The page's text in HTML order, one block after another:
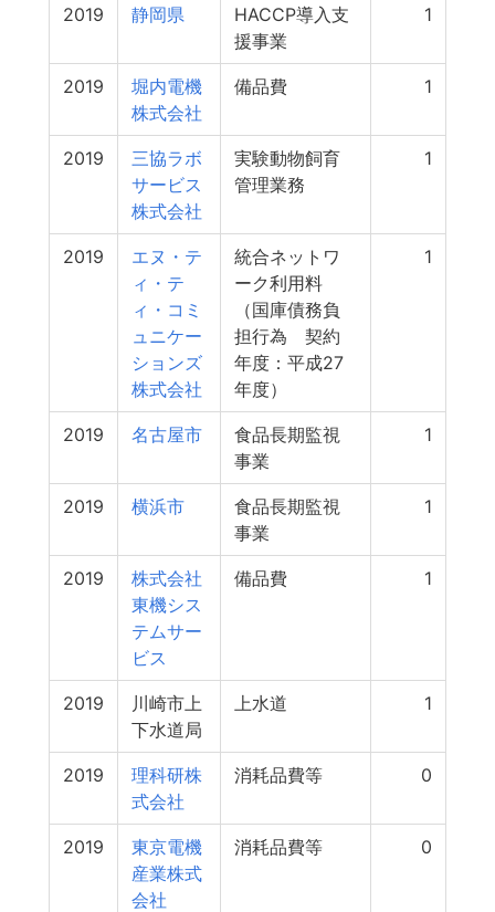
2019 静岡県
HACCP導入支
援事業
1
2019
堀内電機
株式会社
備品費 1
2019
三協ラボ
サービス
株式会社
実験動物飼育
管理業務
1
2019
エヌ・テ
ィ・テ
ィ・コミ
ュニケー
ションズ
株式会社
統合ネットワ
ーク利用料
（国庫債務負
担行為 契約
年度：平成27
年度）
1
2019 名古屋市
食品長期監視
事業
1
2019 横浜市
食品長期監視
事業
1
2019
株式会社
東機シス
テムサー
ビス
備品費 1
2019
川崎市上
下水道局
上水道 1
2019
理科研株
式会社
消耗品費等 0
2019
東京電機
産業株式
会社
消耗品費等 0